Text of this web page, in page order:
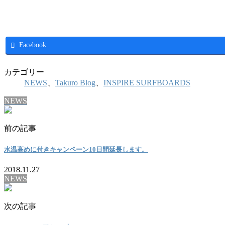
Facebook
カテゴリー
NEWS
Takuro Blog INSPIRE SURFBOARDS
NEWS
前の記事
水温高めに付きキャンペーン10日間延長します。
2018.11.27
NEWS
次の記事